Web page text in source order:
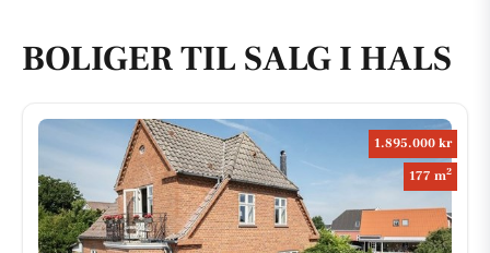
BOLIGER TIL SALG I HALS
1.895.000 kr
177 m2